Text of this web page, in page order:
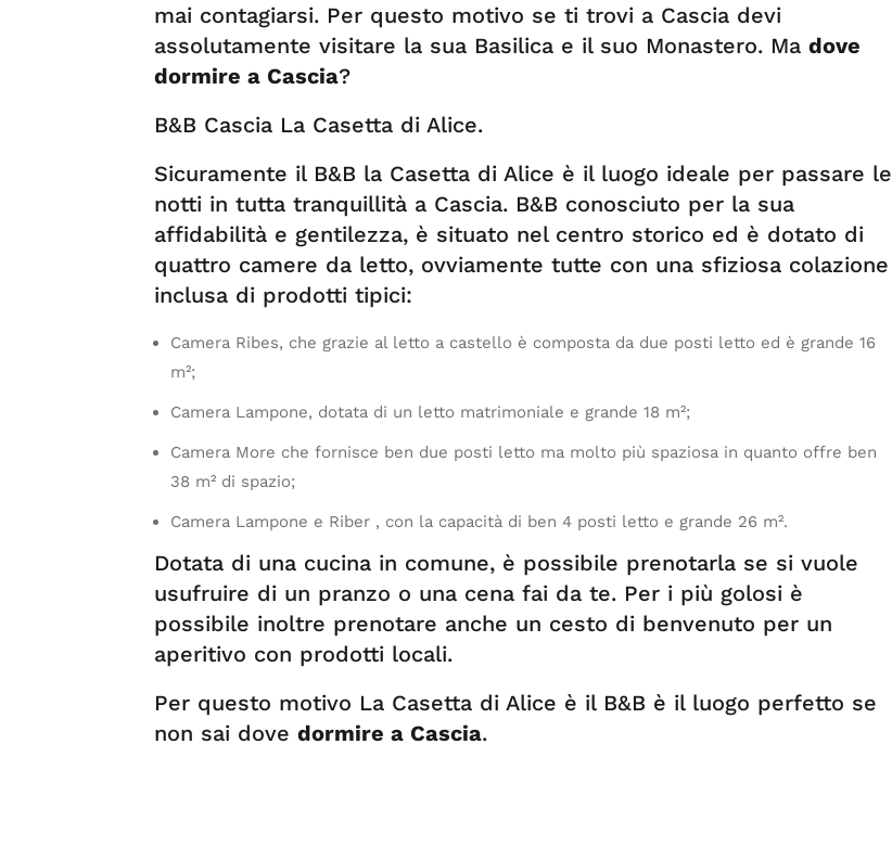
mai contagiarsi. Per questo motivo se ti trovi a Cascia devi
assolutamente visitare la sua Basilica e il suo Monastero. Ma dove
dormire a Cascia?
B&B Cascia La Casetta di Alice.
Sicuramente il B&B la Casetta di Alice è il luogo ideale per passare le
notti in tutta tranquillità a Cascia. B&B conosciuto per la sua
affidabilità e gentilezza, è situato nel centro storico ed è dotato di
quattro camere da letto, ovviamente tutte con una sfiziosa colazione
inclusa di prodotti tipici:
Camera Ribes, che grazie al letto a castello è composta da due posti letto ed è grande 16
m²;
Camera Lampone, dotata di un letto matrimoniale e grande 18 m²;
Camera More che fornisce ben due posti letto ma molto più spaziosa in quanto offre ben
38 m² di spazio;
Camera Lampone e Riber , con la capacità di ben 4 posti letto e grande 26 m².
Dotata di una cucina in comune, è possibile prenotarla se si vuole
usufruire di un pranzo o una cena fai da te. Per i più golosi è
possibile inoltre prenotare anche un cesto di benvenuto per un
aperitivo con prodotti locali.
Per questo motivo La Casetta di Alice è il B&B è il luogo perfetto se
non sai dove dormire a Cascia.